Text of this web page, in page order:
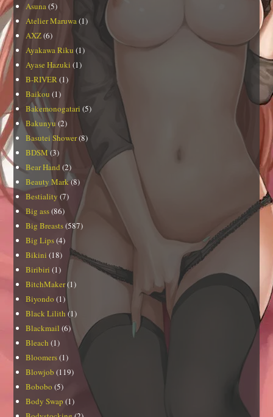
Asuna(5)
Atelier Maruwa(1)
AXZ(6)
Ayakawa Riku (1)
Ayase Hazuki (1)
B-RIVER(1)
Baikou (1)
Bakemonogatari (5)
Bakunyu(2)
Basutei Shower(8)
BDSM(3)
Bear Hand (2)
Beauty Mark(8)
Bestiality (7)
Big ass(86)
Big Breasts(587)
Big Lips(4)
Bikini (18)
Biribiri (1)
BitchMaker(1)
Biyondo (1)
Black Lilith (1)
Blackmail (6)
Bleach (1)
Bloomers(1)
Blowjob (119)
Bobobo (5)
Body Swap (1)